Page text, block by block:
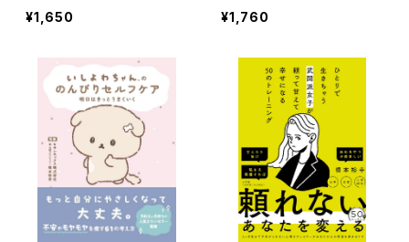
でも大丈夫になれる 39の
お守りことば」（KADOKAW
¥1,650
人の心理学（池田書店）
¥1,760